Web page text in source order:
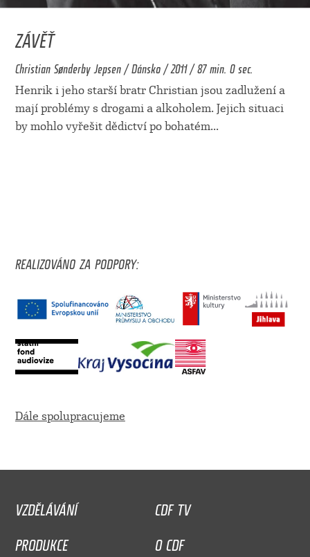
ZÁVĚŤ
Christian Sønderby Jepsen / Dánsko / 2011 / 87 min. 0 sec.
Henrik i jeho starší bratr Christian jsou zadlužení a
mají problémy s drogami a alkoholem. Jejich situaci
by mohlo vyřešit dědictví po bohatém...
REALIZOVÁNO ZA PODPORY:
Dále spolupracujeme
VZDĚLÁVÁNÍ
CDF TV
PRODUKCE
O CDF